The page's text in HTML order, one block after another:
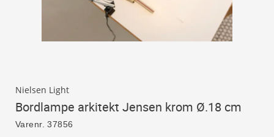
Nielsen Light
Bordlampe arkitekt Jensen krom Ø.18 cm
Varenr. 37856